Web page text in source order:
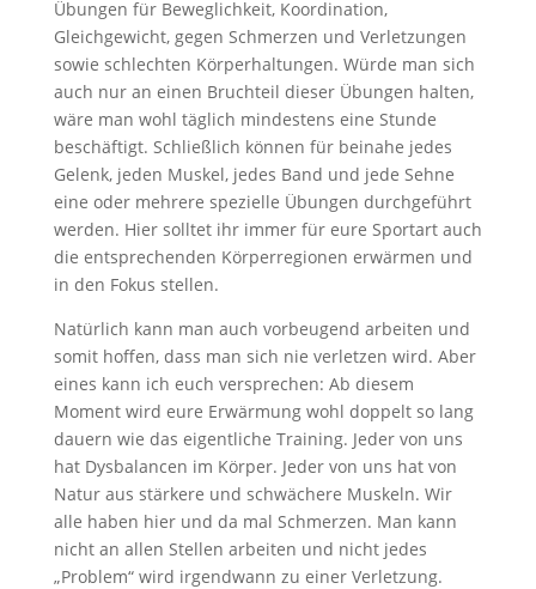
Übungen für Beweglichkeit, Koordination,
Gleichgewicht, gegen Schmerzen und Verletzungen
sowie schlechten Körperhaltungen. Würde man sich
auch nur an einen Bruchteil dieser Übungen halten,
wäre man wohl täglich mindestens eine Stunde
beschäftigt. Schließlich können für beinahe jedes
Gelenk, jeden Muskel, jedes Band und jede Sehne
eine oder mehrere spezielle Übungen durchgeführt
werden. Hier solltet ihr immer für eure Sportart auch
die entsprechenden Körperregionen erwärmen und
in den Fokus stellen.
Natürlich kann man auch vorbeugend arbeiten und
somit hoffen, dass man sich nie verletzen wird. Aber
eines kann ich euch versprechen: Ab diesem
Moment wird eure Erwärmung wohl doppelt so lang
dauern wie das eigentliche Training. Jeder von uns
hat Dysbalancen im Körper. Jeder von uns hat von
Natur aus stärkere und schwächere Muskeln. Wir
alle haben hier und da mal Schmerzen. Man kann
nicht an allen Stellen arbeiten und nicht jedes
„Problem“ wird irgendwann zu einer Verletzung.